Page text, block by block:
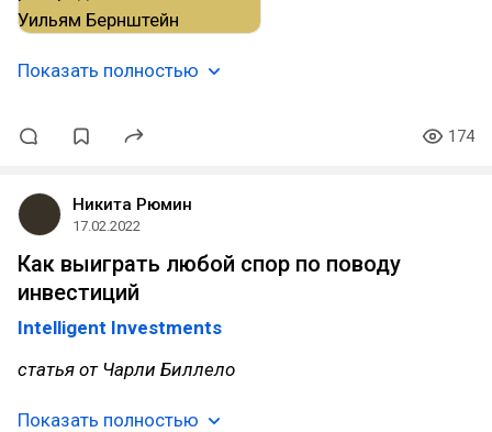
Показать полностью
174
Никита Рюмин
17.02.2022
Как выиграть любой спор по поводу
инвестиций
Intelligent Investments
статья от Чарли Биллело
Показать полностью